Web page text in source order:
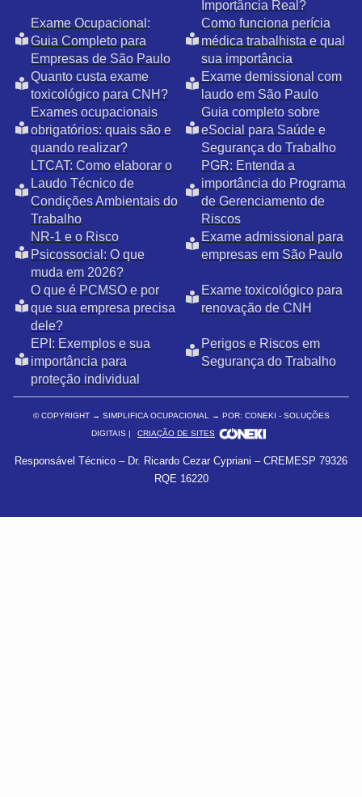
Importância Real?
Exame Ocupacional:
Guia Completo para
Empresas de São Paulo
Como funciona perícia
médica trabalhista e qual
sua importância
Quanto custa exame
toxicológico para CNH?
Exame demissional com
laudo em São Paulo
Exames ocupacionais
obrigatórios: quais são e
quando realizar?
Guia completo sobre
eSocial para Saúde e
Segurança do Trabalho
LTCAT: Como elaborar o
Laudo Técnico de
Condições Ambientais do
Trabalho
PGR: Entenda a
importância do Programa
de Gerenciamento de
Riscos
NR-1 e o Risco
Psicossocial: O que
muda em 2026?
Exame admissional para
empresas em São Paulo
O que é PCMSO e por
que sua empresa precisa
dele?
Exame toxicológico para
renovação de CNH
EPI: Exemplos e sua
importância para
proteção individual
Perigos e Riscos em
Segurança do Trabalho
© COPYRIGHT → SIMPLIFICA OCUPACIONAL → POR: CONEKI - SOLUÇÕES
DIGITAIS |
CRIAÇÃO DE SITES
Responsável Técnico – Dr. Ricardo Cezar Cypriani – CREMESP 79326
RQE 16220